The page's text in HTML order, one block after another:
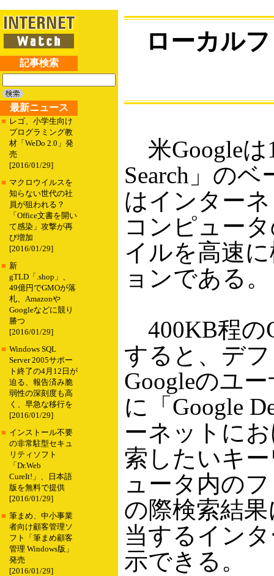
記事検索
最新ニュース
■ レゴ、小学生向け
プログラミング教
材「WeDo 2.0」発
売
[2016/01/29]
■ マクロウイルスを
知らない世代の社
員が狙われる？
「Office文書を開い
て感染」攻撃が再
び増加
[2016/01/29]
■ 新
gTLD「.shop」、
49億円でGMOが落
札、Amazonや
Googleなどに競り
勝つ
[2016/01/29]
■ Windows SQL
Server 2005サポー
ト終了の4月12日が
迫る、報告済み脆
弱性の深刻度も高
く、早急な移行を
[2016/01/29]
■ インストール不要
の非常駐型セキュ
リティソフト
「Dr.Web
CureIt!」、日本語
版を無料で提供
[2016/01/29]
■ 筆まめ、中小事業
者向け顧客管理ソ
フト「筆まめ顧客
管理 Windows版」
発売
[2016/01/29]
ローカル
米Googleは
Search」の
はインター
コンピュー
イルを高速
ョンである。
400KB程の
すると、デ
Googleのユ
に「Google
ーネットに
索したいキ
ュータ内の
の際検索結果
当するイン
示できる。